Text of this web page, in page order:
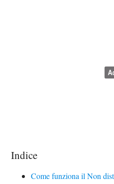
Indice
Come funziona il Non